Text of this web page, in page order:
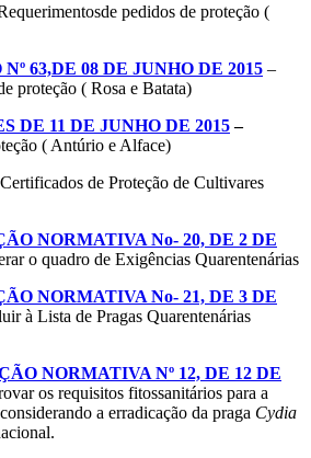
pedidos de proteção (
63,DE 08 DE JUNHO DE 2015 –
proteção ( Rosa e Batata)
DE 11 DE JUNHO DE 2015–
( Antúrio e Alface)
de Proteção de Cultivares
NORMATIVA No- 20, DE 2 DE
o quadro de Exigências Quarentenárias
NORMATIVA No- 21, DE 3 DE
à Lista de Pragas Quarentenárias
NORMATIVA Nº 12, DE 12 DE
os requisitos fitossanitários para a
a erradicação da praga Cydia